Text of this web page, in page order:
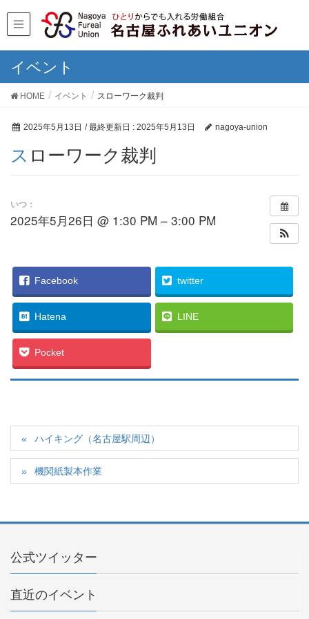
イベント
HOME イベント スローワーク裁判
2025年5月13日 / 最終更新日 : 2025年5月13日 nagoya-union
スローワーク裁判
いつ：
2025年5月26日 @ 1:30 PM – 3:00 PM
Facebook twitter
Hatena LINE
Pocket
ハイキング（名古屋駅周辺）
機関紙製本作業
公式ツイッター
直近のイベント